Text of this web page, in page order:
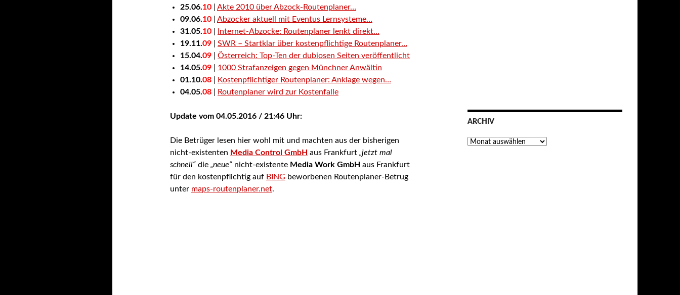
25.06.10
Akte 2010 über Abzock-Routenplaner…
09.06.10
Abzocker aktuell mit Eventus Lernsysteme…
31.05.10
Internet-Abzocke: Routenplaner lenkt direkt…
19.11.09
SWR – Startklar über kostenpflichtige Routenplaner…
15.04.09
Österreich: Top-Ten der dubiosen Seiten veröffentlicht
14.05.09
1000 Strafanzeigen gegen Münchner Anwältin
01.10.08
Kostenpflichtiger Routenplaner: Anklage wegen…
04.05.08 Routenplaner wird zur Kostenfalle
Update vom 04.05.2016 / 21:46 Uhr:
Die Betrüger lesen hier wohl mit und machten aus der bisherigen
nicht-existenten Media Control GmbH aus Frankfurt „jetzt mal
schnell“ die „neue“ nicht-existente Media Work GmbH aus Frankfurt
für den kostenpflichtig auf BING beworbenen Routenplaner-Betrug
unter maps-routenplaner.net.
ARCHIV
Archiv